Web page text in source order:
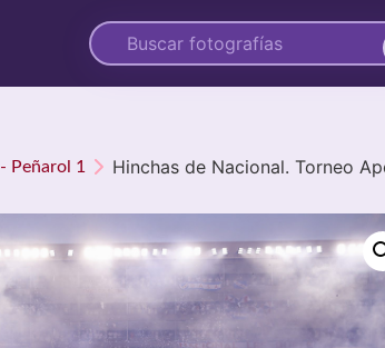
Peñarol 1 Hinchas de Nacional. Torneo